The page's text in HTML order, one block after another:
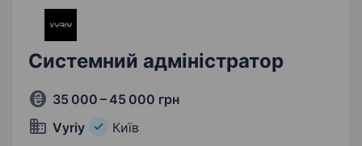
Системний адміністратор
35 000 – 45 000 грн
Vyriy
Київ